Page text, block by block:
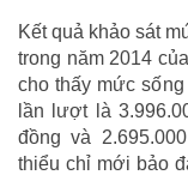
Kết quả khảo sát
trong năm 2014
cho thấy mức
lần lượt là
đồng và
thiểu chỉ mới bảo